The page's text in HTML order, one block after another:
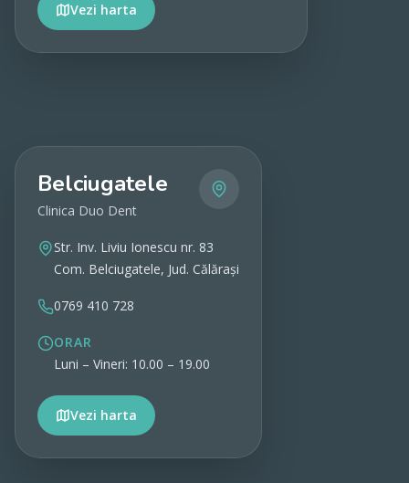
Vezi harta
Vezi detalii
Belciugatele
Clinica Duo Dent
Str. Inv. Liviu Ionescu nr. 83
Com. Belciugatele, Jud. Călărași
0769 410 728
ORAR
Luni – Vineri: 10.00 – 19.00
Vezi harta
Vezi detalii